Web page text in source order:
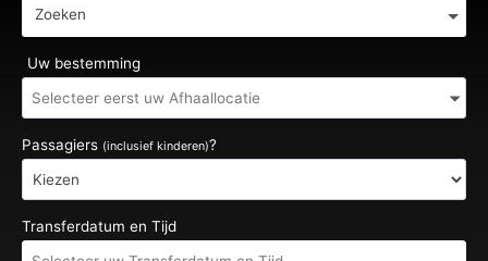
Zoeken
Uw bestemming
Passagiers (inclusief kinderen)?
Transferdatum en Tijd